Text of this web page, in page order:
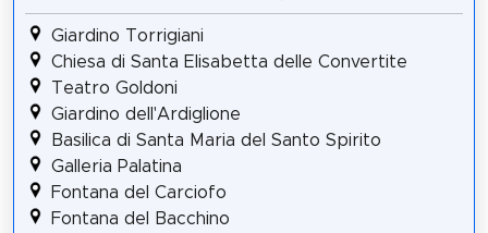
Giardino Torrigiani
Chiesa di Santa Elisabetta delle Convertite
Teatro Goldoni
Giardino dell'Ardiglione
Basilica di Santa Maria del Santo Spirito
Galleria Palatina
Fontana del Carciofo
Fontana del Bacchino